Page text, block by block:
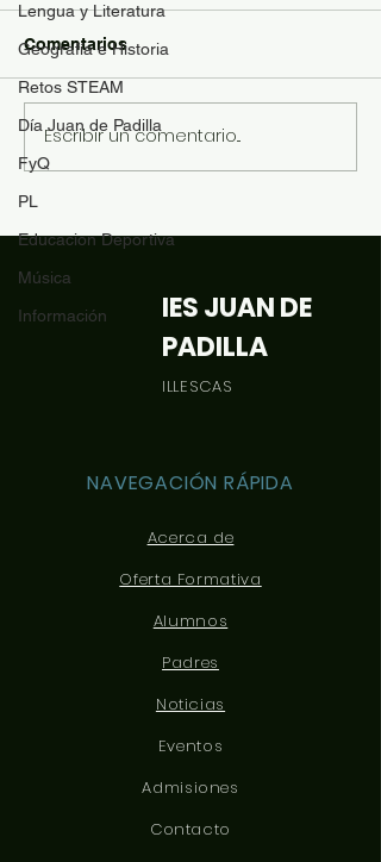
Lengua y Literatura
Geografía e Historia
Retos STEAM
Día Juan de Padilla
FyQ
PL
Educacion Deportiva
Música
Información
Revista "El Comunero"
Comentarios
Escribir un comentario...
IES JUAN DE
PADILLA
ILLESCAS
NAVEGACIÓN RÁPIDA
Acerca de
Oferta Formativa
Alumnos
Padres
Noticias
Eventos
Admisiones
Contacto